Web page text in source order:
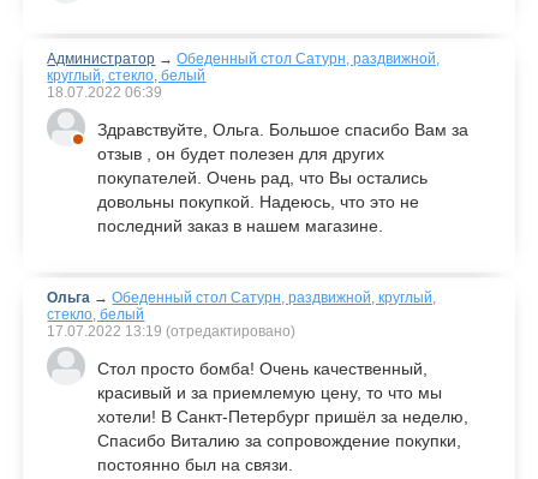
Администратор →Обеденный стол Сатурн, раздвижной,
круглый, стекло, белый
18.07.2022 06:39
Здравствуйте, Ольга. Большое спасибо Вам за
отзыв , он будет полезен для других
покупателей. Очень рад, что Вы остались
довольны покупкой. Надеюсь, что это не
последний заказ в нашем магазине.
Ольга →Обеденный стол Сатурн, раздвижной, круглый,
стекло, белый
17.07.2022 13:19 (отредактировано)
Стол просто бомба! Очень качественный,
красивый и за приемлемую цену, то что мы
хотели! В Санкт-Петербург пришёл за неделю,
Спасибо Виталию за сопровождение покупки,
постоянно был на связи.